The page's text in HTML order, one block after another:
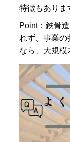
特徴もありま
Point：鉄骨
れず、事業の
なら、大規模